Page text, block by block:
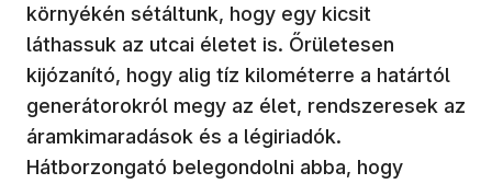
környékén sétáltunk, hogy egy kicsit
láthassuk az utcai életet is. Őrületesen
kijózanító, hogy alig tíz kilométerre a határtól
generátorokról megy az élet, rendszeresek az
áramkimaradások és a légiriadók.
Hátborzongató belegondolni abba, hogy